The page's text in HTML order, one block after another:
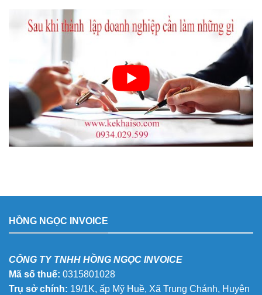
HỒNG NGỌC INVOICE
CÔNG TY TNHH HỒNG NGỌC INVOICE
Mã số thuế: 0315801028
Trụ sở chính: 19/1K, ấp Mỹ Huề, Xã Trung Chánh, Huyện